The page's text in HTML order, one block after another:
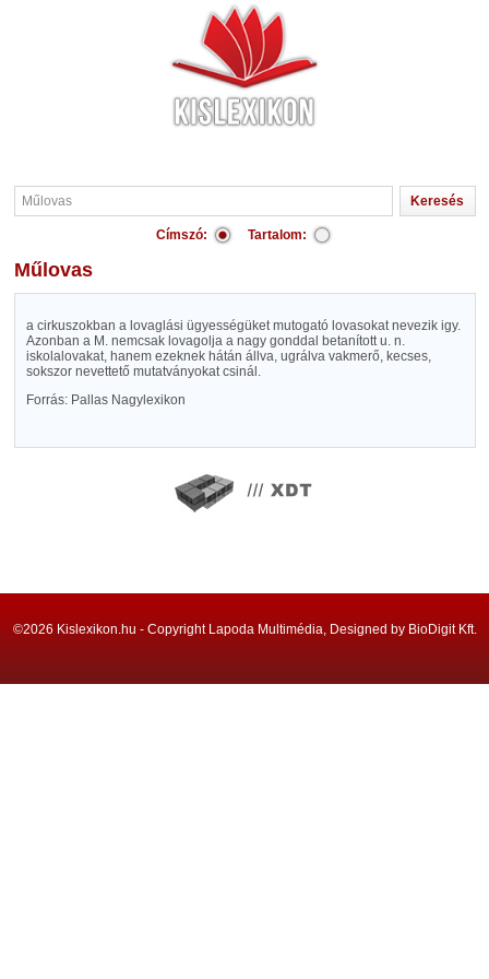
Címszó: Tartalom:
Műlovas
a cirkuszokban a lovaglási ügyességüket mutogató lovasokat nevezik igy.
Azonban a M. nemcsak lovagolja a nagy gonddal betanított u. n.
iskolalovakat, hanem ezeknek hátán állva, ugrálva vakmerő, kecses,
sokszor nevettető mutatványokat csinál.
Forrás: Pallas Nagylexikon
©2026 Kislexikon.hu - Copyright Lapoda Multimédia, Designed by BioDigit Kft.